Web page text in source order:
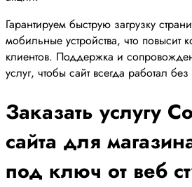
Гарантируем быструю загрузку
мобильные устройства, что повысит
клиентов. Поддержка и
услуг, чтобы сайт всегда работал
Заказать услугу
сайта для
под ключ от веб